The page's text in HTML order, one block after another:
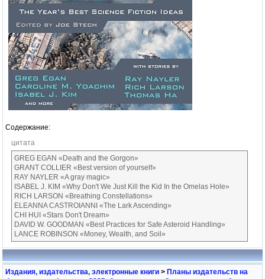
Содержание:
цитата
GREG EGAN «Death and the Gorgon»
GRANT COLLIER «Best version of yourself»
RAY NAYLER «A gray magic»
ISABEL J. KIM «Why Don't We Just Kill the Kid In the Omelas Hole»
RICH LARSON «Breathing Constellations»
ELEANNA CASTROIANNI «The Lark Ascending»
CHI HUI «Stars Don't Dream»
DAVID W. GOODMAN «Best Practices for Safe Asteroid Handling»
LANCE ROBINSON «Money, Wealth, and Soil»
Издания, издательства, электронные книги > Планы издательств на